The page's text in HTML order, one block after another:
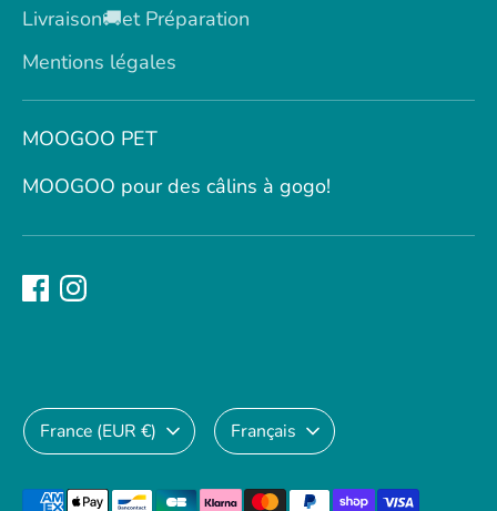
Livraison🚚et Préparation
Mentions légales
MOOGOO PET
MOOGOO pour des câlins à gogo!
Devise
France (EUR €) Langue
Français
Méthodes